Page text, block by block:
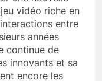
vidéo riche en
entre
années
continue de
innovants et sa
encore les